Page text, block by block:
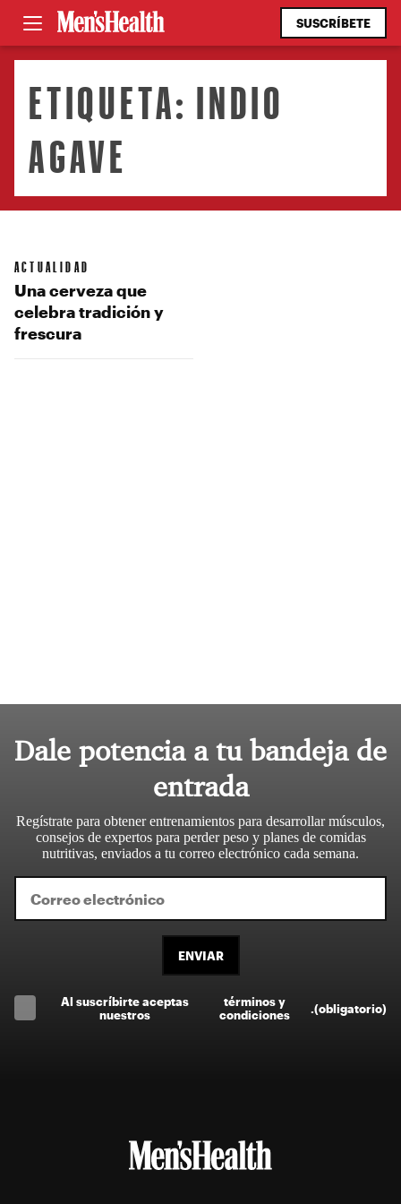
SUSCRÍBETE
ETIQUETA: INDIO
AGAVE
ACTUALIDAD
Una cerveza que
celebra tradición y
frescura
Dale potencia a tu bandeja de
entrada
Regístrate para obtener entrenamientos para desarrollar músculos,
consejos de expertos para perder peso y planes de comidas
nutritivas, enviados a tu correo electrónico cada semana.
ENVIAR
Al suscríbirte aceptas
nuestros
términos y
condiciones
(obligatorio)